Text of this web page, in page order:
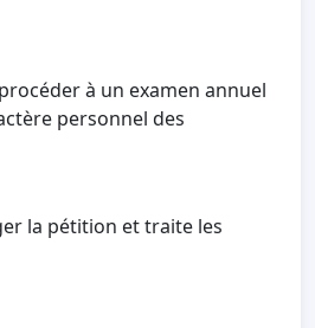
à un examen annuel
personnel des
la pétition et traite les